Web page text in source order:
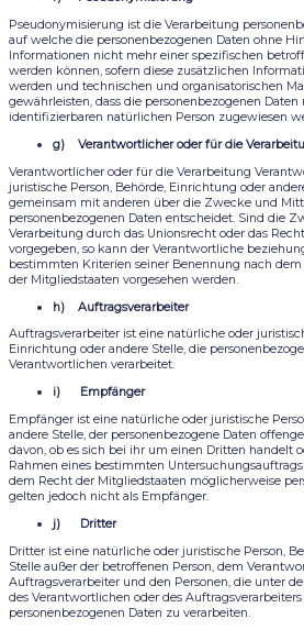
Pseudonymisierung ist die Verarbeitung
auf welche die personenbezogenen Daten ohne
Informationen nicht mehr einer spezifischen
werden können, sofern diese zusätzlichen
werden und technischen und organisatorischen
gewährleisten, dass die personenbezogenen
identifizierbaren natürlichen Person zugewiesen
g) Verantwortlicher oder für die
Verantwortlicher oder für die Verarbeitung
juristische Person, Behörde, Einrichtung oder
gemeinsam mit anderen über die Zwecke und
personenbezogenen Daten entscheidet. Sind die
Verarbeitung durch das Unionsrecht oder das
vorgegeben, so kann der Verantwortliche
bestimmten Kriterien seiner Benennung nach
der Mitgliedstaaten vorgesehen werden.
h) Auftragsverarbeiter
Auftragsverarbeiter ist eine natürliche oder
Einrichtung oder andere Stelle, die
Verantwortlichen verarbeitet.
i) Empfänger
Empfänger ist eine natürliche oder juristische
andere Stelle, der personenbezogene Daten
davon, ob es sich bei ihr um einen Dritten handelt
Rahmen eines bestimmten
dem Recht der Mitgliedstaaten möglicherweise
gelten jedoch nicht als Empfänger.
j) Dritter
Dritter ist eine natürliche oder juristische Person,
Stelle außer der betroffenen Person, dem
Auftragsverarbeiter und den Personen, die unter
des Verantwortlichen oder des
personenbezogenen Daten zu verarbeiten.